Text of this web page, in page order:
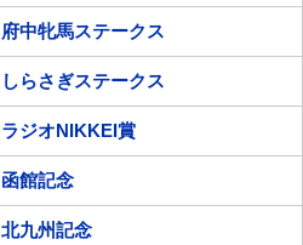
府中牝馬ステークス
しらさぎステークス
ラジオNIKKEI賞
函館記念
北九州記念